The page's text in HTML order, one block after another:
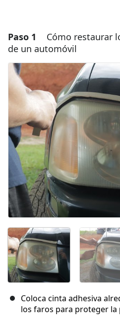
Paso 1
Cómo restaurar
de un automóvil
Coloca cinta adhesiva
los faros para proteger